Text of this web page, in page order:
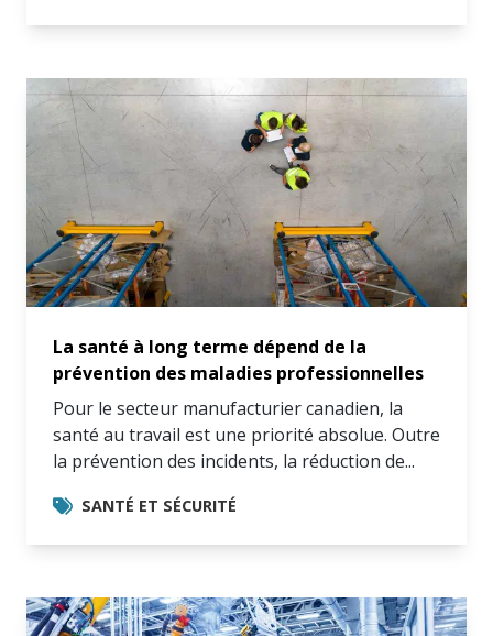
La santé à long terme dépend de la
prévention des maladies professionnelles
Pour le secteur manufacturier canadien, la
santé au travail est une priorité absolue. Outre
la prévention des incidents, la réduction de...
SANTÉ ET SÉCURITÉ